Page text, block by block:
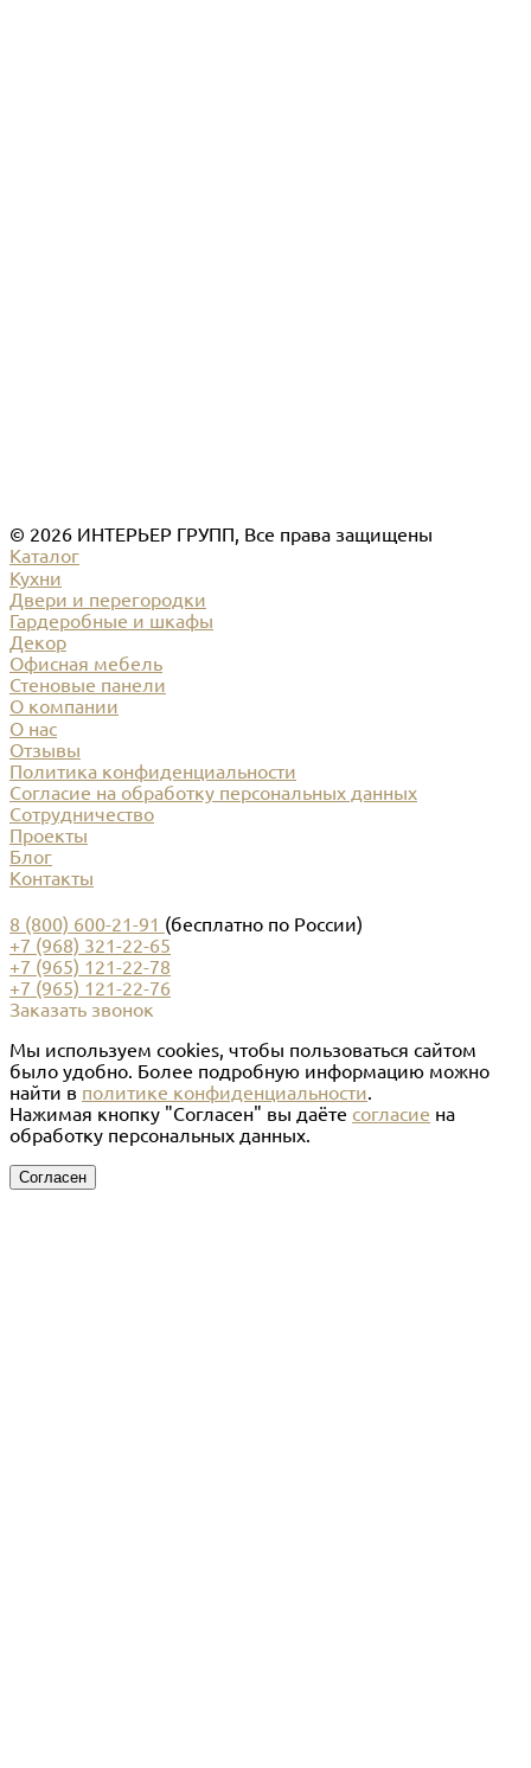
© 2026 ИНТЕРЬЕР ГРУПП, Все права защищены
Каталог
Кухни
Двери и перегородки
Гардеробные и шкафы
Декор
Офисная мебель
Стеновые панели
О компании
О нас
Отзывы
Политика конфиденциальности
Согласие на обработку персональных данных
Сотрудничество
Проекты
Блог
Контакты
8 (800) 600-21-91 (бесплатно по России)
+7 (968) 321-22-65
+7 (965) 121-22-78
+7 (965) 121-22-76
Заказать звонок
Мы используем cookies, чтобы пользоваться сайтом
было удобно. Более подробную информацию можно
найти в политике конфиденциальности.
Нажимая кнопку "Согласен" вы даёте согласие на
обработку персональных данных.
Согласен